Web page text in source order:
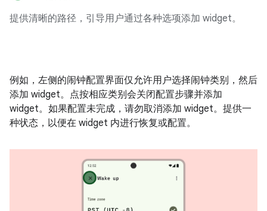
提供清晰的路径，引导用户通过各种选项添加 widget。
例如，左侧的闹钟配置界面仅允许用户选择闹钟类别，然后
添加 widget。点按相应类别会关闭配置步骤并添加
widget。如果配置未完成，请勿取消添加 widget。提供一
种状态，以便在 widget 内进行恢复或配置。